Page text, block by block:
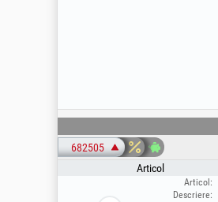
682505
Articol
Articol:
Descriere: